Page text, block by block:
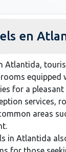
en
Atlantida,
equipped
for a
services,
areas
in Atlantida